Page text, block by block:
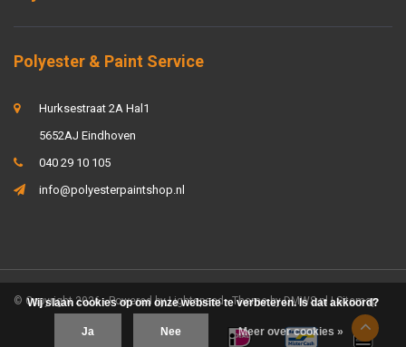
Polyester & Paint Service
Hurksestraat 2A Hal1
5652AJ Eindhoven
040 29 10 105
info@polyesterpaintshop.nl
© Copyright 2026 - Powered byLightspeed- Theme byDMWS.nl |Sitemap
Wij slaan cookies op om onze website te verbeteren. Is dat akkoord?
Ja Nee Meer over cookies »